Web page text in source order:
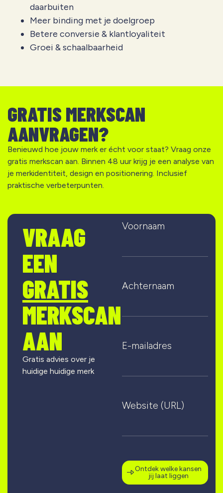
daarbuiten
Meer binding met je doelgroep
Betere conversie & klantloyaliteit
Groei & schaalbaarheid
GRATIS MERKSCAN
AANVRAGEN?
Benieuwd hoe jouw merk er écht voor staat? Vraag onze
gratis merkscan aan. Binnen 48 uur krijg je een analyse van
je merkidentiteit, design en positionering. Inclusief
praktische verbeterpunten.
VRAAG
EEN
GRATIS
MERKSCAN
AAN
Gratis advies over je
huidige huidige merk
Voornaam
Achternaam
E-mailadres
Website (URL)
Ontdek welke kansen
jij laat liggen